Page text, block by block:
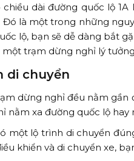
dài đường quốc lộ
Đó là một trong những
lộ, bạn sẽ dễ dàng bắt
trạm dừng nghỉ lý
di chuyển
dừng nghỉ đều nằm gần
nằm xa đường quốc lộ
một lộ trình di chuyển
khiển và di chuyển xe,